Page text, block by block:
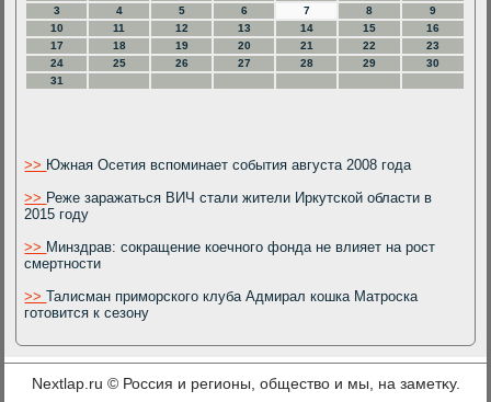
3
4 5 6 7 8
9
10
11 12 13 14 15
16
17
18 19 20 21 22
23
24
25 26 27 28 29
30
31
>> Южная Осетия вспоминает события августа 2008 года
>> Реже заражаться ВИЧ стали жители Иркутской области в
2015 году
>> Минздрав: сокращение коечного фонда не влияет на рост
смертности
>>Талисман приморского клуба Адмирал кошка Матроска
готовится к сезону
Nextlap.ru © Россия и регионы, обществο и мы, на заметκу.